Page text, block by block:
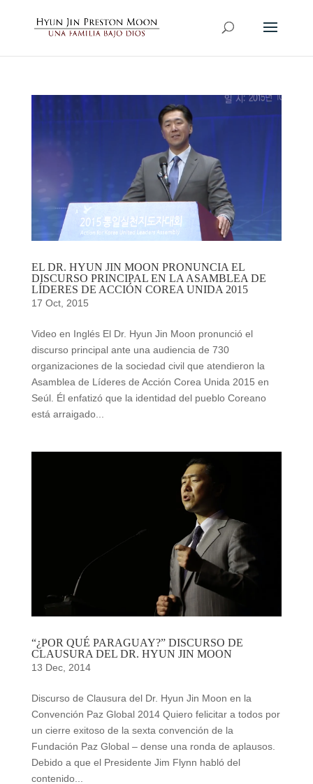
EL DR. HYUN JIN MOON PRONUNCIA EL
DISCURSO PRINCIPAL EN LA ASAMBLEA DE
LÍDERES DE ACCIÓN COREA UNIDA 2015
17 Oct, 2015
Video en Inglés El Dr. Hyun Jin Moon pronunció el
discurso principal ante una audiencia de 730
organizaciones de la sociedad civil que atendieron la
Asamblea de Líderes de Acción Corea Unida 2015 en
Seúl. Él enfatizó que la identidad del pueblo Coreano
está arraigado...
“¿POR QUÉ PARAGUAY?” DISCURSO DE
CLAUSURA DEL DR. HYUN JIN MOON
13 Dec, 2014
Discurso de Clausura del Dr. Hyun Jin Moon en la
Convención Paz Global 2014 Quiero felicitar a todos por
un cierre exitoso de la sexta convención de la
Fundación Paz Global – dense una ronda de aplausos.
Debido a que el Presidente Jim Flynn habló del
contenido...